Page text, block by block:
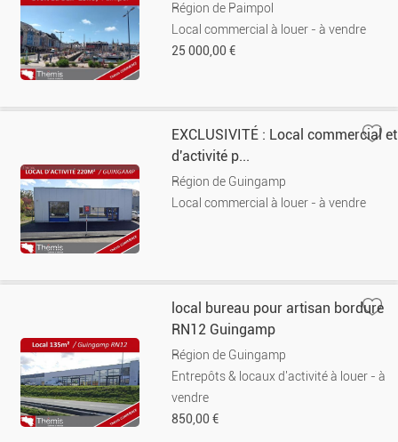
Région de Paimpol
Local commercial à louer - à vendre
25 000,00 €
EXCLUSIVITÉ : Local commercial et
d'activité p...
Région de Guingamp
Local commercial à louer - à vendre
local bureau pour artisan bordure
RN12 Guingamp
Région de Guingamp
Entrepôts & locaux d'activité à louer - à
vendre
850,00 €